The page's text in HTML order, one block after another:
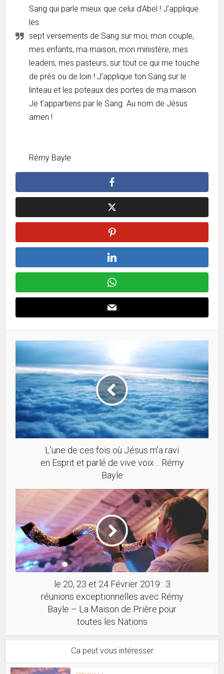
Sang qui parle mieux que celui d’Abel ! J’applique
les
sept versements de Sang sur moi, mon couple,
mes enfants, ma maison, mon ministère, mes
leaders, mes pasteurs, sur tout ce qui me touche
de près ou de loin ! J’applique ton Sang sur le
linteau et les poteaux des portes de ma maison.
Je t’appartiens par le Sang. Au nom de Jésus
amen !
Rémy Bayle
L’une de ces fois où Jésus m’a ravi
en Esprit et parlé de vive voix… Rémy
Bayle
le 20, 23 et 24 Février 2019 : 3
réunions exceptionnelles avec Rémy
Bayle – La Maison de Prière pour
toutes les Nations
Ca peut vous intéresser